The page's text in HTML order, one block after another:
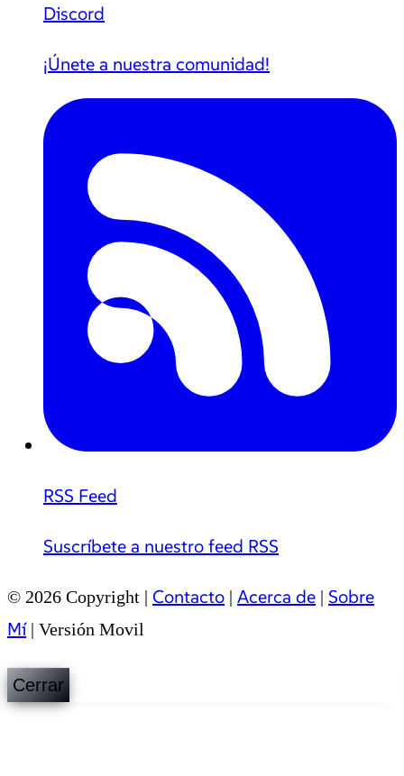
Discord
¡Únete a nuestra comunidad!
RSS Feed
Suscríbete a nuestro feed RSS
© 2026 Copyright | Contacto | Acerca de | Sobre
Mí| Versión Movil
Cerrar